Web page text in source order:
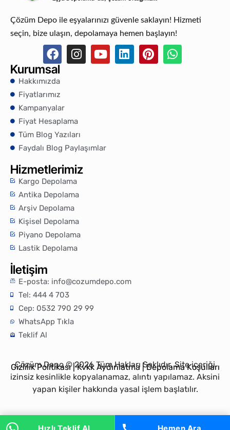
Çözüm Depo ile eşyalarınızı güvenle saklayın! Hizmeti
seçin, bize ulaşın, depolamaya hemen başlayın!
Kurumsal
Hakkımızda
Fiyatlarımız
Kampanyalar
Fiyat Hesaplama
Tüm Blog Yazıları
Faydalı Blog Paylaşımlar
Hizmetlerimiz
Kargo Depolama
Antika Depolama
Arşiv Depolama
Kişisel Depolama
Piyano Depolama
Lastik Depolama
İletişim
E-posta: info@cozumdepo.com
Tel: 444 4 703
Cep: 0532 790 29 99
WhatsApp Tıkla
Teklif Al
Gizlilik Politikası|Kvkk Aydınlatma|Depolama Koşulları
Çözüm Depo © 2026 Tüm Hakları Saklıdır. Site içeriği
izinsiz kesinlikle kopyalanamaz, alıntı yapılamaz. Aksini
yapan kişiler hakkında yasal işlem başlatılır.